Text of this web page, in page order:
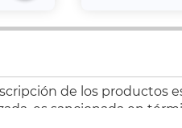
de los productos
es sancionada en